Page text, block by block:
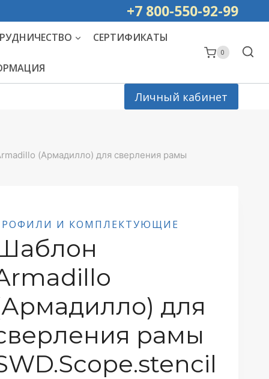
+7 800-550-92-99
СЕРТИФИКАТЫ
0
Личный кабинет
(Армадилло) для сверления рамы
И КОМПЛЕКТУЮЩИЕ
для
рамы